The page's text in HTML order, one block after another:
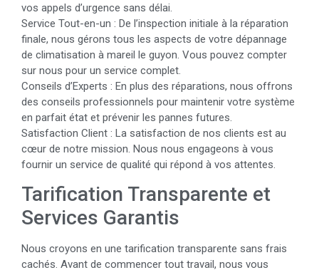
vos appels d’urgence sans délai.
Service Tout-en-un : De l’inspection initiale à la réparation
finale, nous gérons tous les aspects de votre dépannage
de climatisation à mareil le guyon. Vous pouvez compter
sur nous pour un service complet.
Conseils d’Experts : En plus des réparations, nous offrons
des conseils professionnels pour maintenir votre système
en parfait état et prévenir les pannes futures.
Satisfaction Client : La satisfaction de nos clients est au
cœur de notre mission. Nous nous engageons à vous
fournir un service de qualité qui répond à vos attentes.
Tarification Transparente et
Services Garantis
Nous croyons en une tarification transparente sans frais
cachés. Avant de commencer tout travail, nous vous